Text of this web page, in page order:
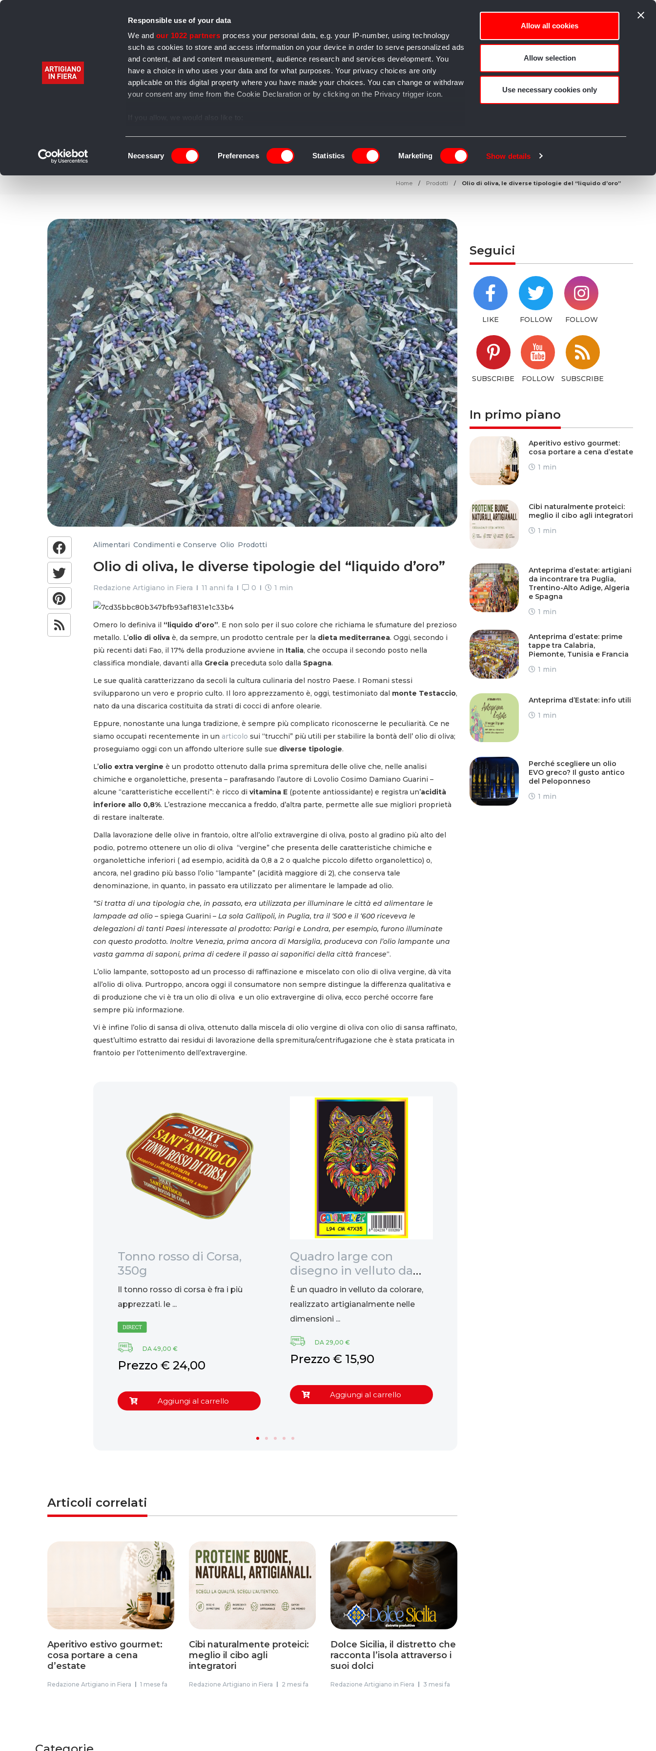
Responsible use of your data
We and our 1022 partners process your personal data, e.g. your IP-number, using technology
such as cookies to store and access information on your device in order to serve personalized ads
and content, ad and content measurement, audience research and services development. You
have a choice in who uses your data and for what purposes. Your privacy choices are only
applicable on this digital property where you have made your choices. You can change or withdraw
your consent any time from the Cookie Declaration or by clicking on the Privacy trigger icon.
If you allow, we would also like to:
Identify your device by actively scanning it for specific characteristics (fingerprinting)
and analytics partners who may combine it with other information that you’ve provided to them or
that they’ve collected from your use of their services.
Selection
Necessary Preferences Statistics Marketing Show details
Allow all cookies
Allow selection
Use necessary cookies only
Home Alimentari Bevande Abbigliamento e accessori Casa e arredo Gioielli Salute e bellezza Tempo libero e Creatività
Home Prodotti Olio di oliva, le diverse tipologie del “liquido d’oro”
Alimentari Condimenti e Conserve Olio Prodotti
Olio di oliva, le diverse tipologie del “liquido d’oro”
Redazione Artigiano in Fiera 11 anni fa 0 1 min
Omero lo definiva il “liquido d’oro”. E non solo per il suo colore che richiama le sfumature del prezioso
metallo. L’olio di oliva è, da sempre, un prodotto centrale per la dieta mediterranea. Oggi, secondo i
più recenti dati Fao, il 17% della produzione avviene in Italia, che occupa il secondo posto nella
classifica mondiale, davanti alla Grecia preceduta solo dalla Spagna.
Le sue qualità caratterizzano da secoli la cultura culinaria del nostro Paese. I Romani stessi
svilupparono un vero e proprio culto. Il loro apprezzamento è, oggi, testimoniato dal monte Testaccio,
nato da una discarica costituita da strati di cocci di anfore olearie.
Eppure, nonostante una lunga tradizione, è sempre più complicato riconoscerne le peculiarità. Ce ne
siamo occupati recentemente in un articolo sui “trucchi” più utili per stabilire la bontà dell’ olio di oliva;
proseguiamo oggi con un affondo ulteriore sulle sue diverse tipologie.
L’olio extra vergine è un prodotto ottenuto dalla prima spremitura delle olive che, nelle analisi
chimiche e organolettiche, presenta – parafrasando l’autore di Lovolio Cosimo Damiano Guarini –
alcune “caratteristiche eccellenti”: è ricco di vitamina E (potente antiossidante) e registra un’acidità
inferiore allo 0,8%. L’estrazione meccanica a freddo, d’altra parte, permette alle sue migliori proprietà
di restare inalterate.
Dalla lavorazione delle olive in frantoio, oltre all’olio extravergine di oliva, posto al gradino più alto del
podio, potremo ottenere un olio di oliva “vergine” che presenta delle caratteristiche chimiche e
organolettiche inferiori ( ad esempio, acidità da 0,8 a 2 o qualche piccolo difetto organolettico) o,
ancora, nel gradino più basso l’olio “lampante” (acidità maggiore di 2), che conserva tale
denominazione, in quanto, in passato era utilizzato per alimentare le lampade ad olio.
“Si tratta di una tipologia che, in passato, era utilizzata per illuminare le città ed alimentare le
lampade ad olio – spiega Guarini – La sola Gallipoli, in Puglia, tra il ‘500 e il ‘600 riceveva le
delegazioni di tanti Paesi interessate al prodotto: Parigi e Londra, per esempio, furono illuminate
con questo prodotto. Inoltre Venezia, prima ancora di Marsiglia, produceva con l’olio lampante una
vasta gamma di saponi, prima di cedere il passo ai saponifici della città francese“.
L’olio lampante, sottoposto ad un processo di raffinazione e miscelato con olio di oliva vergine, dà vita
all’olio di oliva. Purtroppo, ancora oggi il consumatore non sempre distingue la differenza qualitativa e
di produzione che vi è tra un olio di oliva e un olio extravergine di oliva, ecco perché occorre fare
sempre più informazione.
Vi è infine l’olio di sansa di oliva, ottenuto dalla miscela di olio vergine di oliva con olio di sansa raffinato,
quest’ultimo estratto dai residui di lavorazione della spremitura/centrifugazione che è stata praticata in
frantoio per l’ottenimento dell’extravergine.
Tonno rosso di Corsa,
350g
Il tonno rosso di corsa è fra i più
apprezzati. le ...
DA 49,00 €
Prezzo € 24,00
Aggiungi al carrello
Quadro large con
disegno in velluto da
colorare: Lupo, 47x35cm
È un quadro in velluto da colorare,
realizzato artigianalmente nelle
dimensioni ...
DA 29,00 €
Prezzo € 15,90
Aggiungi al carrello
Articoli correlati
Aperitivo estivo gourmet:
cosa portare a cena
d’estate
Redazione Artigiano in Fiera 1 mese fa
Cibi naturalmente proteici:
meglio il cibo agli
integratori
Redazione Artigiano in Fiera 2 mesi fa
Dolce Sicilia, il distretto che
racconta l’isola attraverso i
suoi dolci
Redazione Artigiano in Fiera 3 mesi fa
Seguici
LIKE FOLLOW FOLLOW
SUBSCRIBE FOLLOW SUBSCRIBE
In primo piano
Aperitivo estivo gourmet:
cosa portare a cena d’estate
1 min
Cibi naturalmente proteici:
meglio il cibo agli integratori
1 min
Anteprima d’estate: artigiani
da incontrare tra Puglia,
Trentino-Alto Adige, Algeria
e Spagna
1 min
Anteprima d’estate: prime
tappe tra Calabria,
Piemonte, Tunisia e Francia
1 min
Anteprima d’Estate: info utili
1 min
Perché scegliere un olio
EVO greco? Il gusto antico
del Peloponneso
1 min